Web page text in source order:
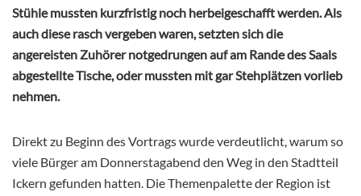
Stühle mussten kurzfristig noch herbeigeschafft werden. Als
auch diese rasch vergeben waren, setzten sich die
angereisten Zuhörer notgedrungen auf am Rande des Saals
abgestellte Tische, oder mussten mit gar Stehplätzen vorlieb
nehmen.
Direkt zu Beginn des Vortrags wurde verdeutlicht, warum so
viele Bürger am Donnerstagabend den Weg in den Stadtteil
Ickern gefunden hatten. Die Themenpalette der Region ist